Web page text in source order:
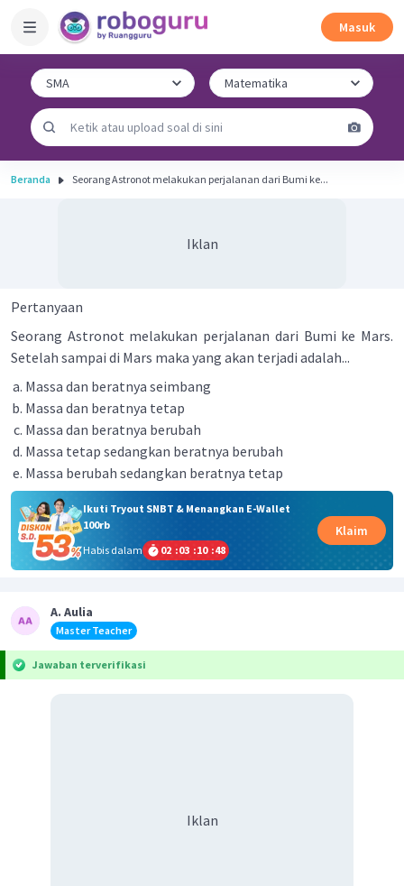
Masuk
Beranda Seorang Astronot melakukan perjalanan dari Bumi ke...
Iklan
Pertanyaan
Seorang Astronot melakukan perjalanan dari Bumi ke Mars.
Setelah sampai di Mars maka yang akan terjadi adalah...
Massa dan beratnya seimbang
Massa dan beratnya tetap
Massa dan beratnya berubah
Massa tetap sedangkan beratnya berubah
Massa berubah sedangkan beratnya tetap
Ikuti Tryout SNBT & Menangkan E-Wallet
100rb
Habis dalam
02 :03 :10 :47
Klaim
A. Aulia
Master Teacher
Jawaban terverifikasi
Iklan